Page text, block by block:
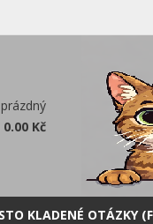
Kč
KLADENÉ OTÁZKY